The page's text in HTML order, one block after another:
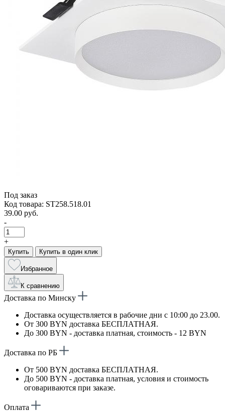
Под заказ
Код товара: ST258.518.01
39.00 руб.
-
+
Купить Купить в один клик
Избранное
К сравнению
Доставка по Минску
Доставка осуществляется в рабочие дни с 10:00 до 23.00.
От 300 BYN доставка БЕСПЛАТНАЯ.
До 300 BYN - доставка платная, стоимость - 12 BYN
Доставка по РБ
От 500 BYN доставка БЕСПЛАТНАЯ.
До 500 BYN - доставка платная, условия и стоимость
оговариваются при заказе.
Оплата